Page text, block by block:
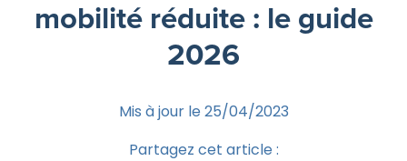
mobilité réduite : le guide
2026
Mis à jour le 25/04/2023
Partagez cet article :